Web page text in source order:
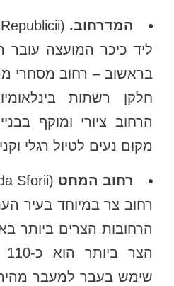
המדרחוב. (Strada Republicii).
ליד כיכר המועצה
בראשוב – רחוב מסחרי
חלקן רשתות
הרחוב ציורי ומוקף
מקום נעים לטיול רגלי
רחוב המחט (Strada Sforii).
רחוב צר במיוחד בעיר
הרחובות הצרים ביותר
שימש בעבר למעבר